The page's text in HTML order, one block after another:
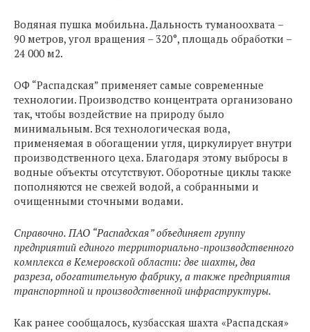
Водяная пушка мобильна. Дальность туманоохвата –
90 метров, угол вращения – 320°, площадь обработки –
24 000 м2.
ОФ “Распадская” применяет самые современные
технологии. Производство концентрата организовано
так, чтобы воздействие на природу было
минимальным. Вся технологическая вода,
применяемая в обогащении угля, циркулирует внутри
производственного цеха. Благодаря этому выбросы в
водные объекты отсутствуют. Оборотные циклы также
пополняются не свежей водой, а собранными и
очищенными сточными водами.
Справочно. ПАО “Распадская” объединяет группу
предприятий единого территориально-производственного
комплекса в Кемеровской области: две шахты, два
разреза, обогатительную фабрику, а также предприятия
транспортной и производственной инфраструктуры.
Как ранее сообщалось, кузбасская шахта «Распадская»